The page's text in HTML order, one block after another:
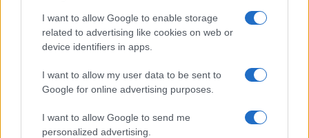
I want to allow Google to enable storage
related to advertising like cookies on web or
device identifiers in apps.
I want to allow my user data to be sent to
Google for online advertising purposes.
I want to allow Google to send me
personalized advertising.
Camilla Fiore · 10 Ago 2026
PEOPLE